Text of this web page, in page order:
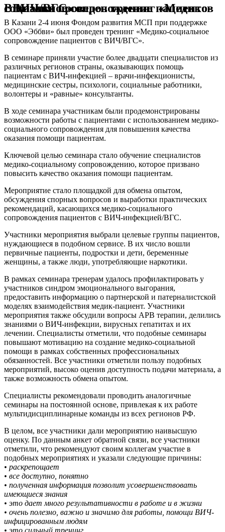
В Казани проведен тренинг «Медико-социальное сопровождение пациентов с ВИЧ/ВГС»
В Казани 2-4 июня Фондом развития МСП при поддержке
ООО «Эббви» был проведен тренинг «Медико-социальное
сопровождение пациентов с ВИЧ/ВГС».
В семинаре приняли участие более двадцати специалистов из
различных регионов страны, оказывающих помощь
пациентам с ВИЧ-инфекцией – врачи-инфекционисты,
медицинские сестры, психологи, социальные работники,
волонтеры и «равные» консультанты.
В ходе семинара участникам были продемонстрированы
возможности работы с пациентами с использованием медико-
социального сопровождения для повышения качества
оказания помощи пациентам.
Ключевой целью семинара стало обучение специалистов
медико-социальному сопровождению, которое призвано
повысить качество оказания помощи пациентам.
Мероприятие стало площадкой для обмена опытом,
обсуждения спорных вопросов и выработки практических
рекомендаций, касающихся медико-социального
сопровождения пациентов с ВИЧ-инфекцией/ВГС.
Участники мероприятия выбрали целевые группы пациентов,
нуждающиеся в подобном сервисе. В их число вошли
первичные пациенты, подростки и дети, беременные
женщины, а также люди, употребляющие наркотики.
В рамках семинара тренерам удалось профилактировать у
участников синдром эмоционального выгорания,
предоставить информацию о партнерской и патерналистской
моделях взаимодействия медик-пациент. Участники
мероприятия также обсудили вопросы АРВ терапии, делились
знаниями о ВИЧ-инфекции, вирусных гепатитах и их
лечении. Специалисты отметили, что подобные семинары
повышают мотивацию на создание медико-социальной
помощи в рамках собственных профессиональных
обязанностей. Все участники отметили пользу подобных
мероприятий, высоко оценив доступность подачи материала, а
также возможность обмена опытом.
Специалисты рекомендовали проводить аналогичные
семинары на постоянной основе, привлекая к их работе
мультидисциплинарные команды из всех регионов РФ.
В целом, все участники дали мероприятию наивысшую
оценку. По данным анкет обратной связи, все участники
отметили, что рекомендуют своим коллегам участие в
подобных мероприятиях и указали следующие причины:
• раскрепощает
• все доступно, понятно
• полученная информация позволит усовершенствовать
имеющиеся знания
• это дает много результативности в работе и в жизни
• очень полезно, важно и значимо для работы, помощи ВИЧ-
инфицированным людям
• это сильный тренинг